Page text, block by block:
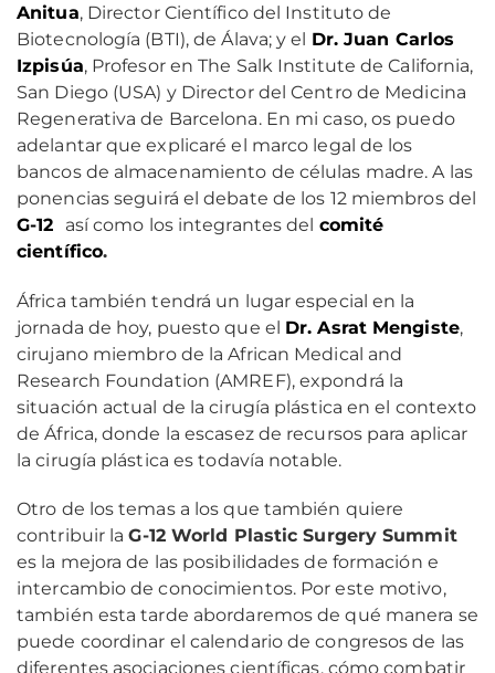
Anitua, Director Científico del Instituto de
Biotecnología (BTI), de Álava; y el Dr. Juan Carlos
Izpisúa, Profesor en The Salk Institute de California,
San Diego (USA) y Director del Centro de Medicina
Regenerativa de Barcelona. En mi caso, os puedo
adelantar que explicaré el marco legal de los
bancos de almacenamiento de células madre. A las
ponencias seguirá el debate de los 12 miembros del
G-12
así como los integrantes del comité
científico.
África también tendrá un lugar especial en la
jornada de hoy, puesto que el Dr. Asrat Mengiste,
cirujano miembro de la African Medical and
Research Foundation (AMREF), expondrá la
situación actual de la cirugía plástica en el contexto
de África, donde la escasez de recursos para aplicar
la cirugía plástica es todavía notable.
Otro de los temas a los que también quiere
contribuir laG-12 World Plastic Surgery Summit
es la mejora de las posibilidades de formación e
intercambio de conocimientos. Por este motivo,
también esta tarde abordaremos de qué manera se
puede coordinar el calendario de congresos de las
diferentes asociaciones científicas, cómo combatir